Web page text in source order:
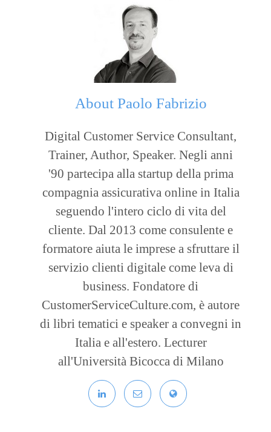
About Paolo Fabrizio
Digital Customer Service Consultant,
Trainer, Author, Speaker. Negli anni
'90 partecipa alla startup della prima
compagnia assicurativa online in Italia
seguendo l'intero ciclo di vita del
cliente. Dal 2013 come consulente e
formatore aiuta le imprese a sfruttare il
servizio clienti digitale come leva di
business. Fondatore di
CustomerServiceCulture.com, è autore
di libri tematici e speaker a convegni in
Italia e all'estero. Lecturer
all'Università Bicocca di Milano